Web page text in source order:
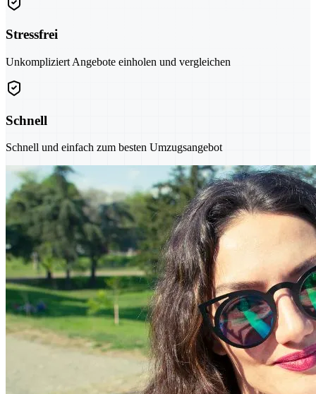
Stressfrei
Unkompliziert Angebote einholen und vergleichen
Schnell
Schnell und einfach zum besten Umzugsangebot